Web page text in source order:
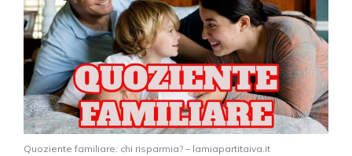
Quoziente familiare: chi risparmia? – lamiapartitaiva.it